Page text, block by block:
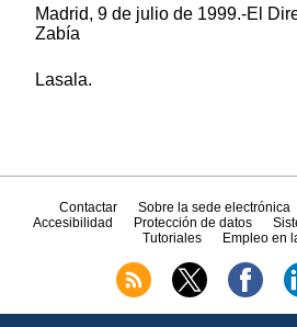
Madrid, 9 de julio de 1999.-El
Zabía
Lasala.
Contactar Sobre la sede electrónica
Accesibilidad
Protección de datos
Tutoriales
Empleo en